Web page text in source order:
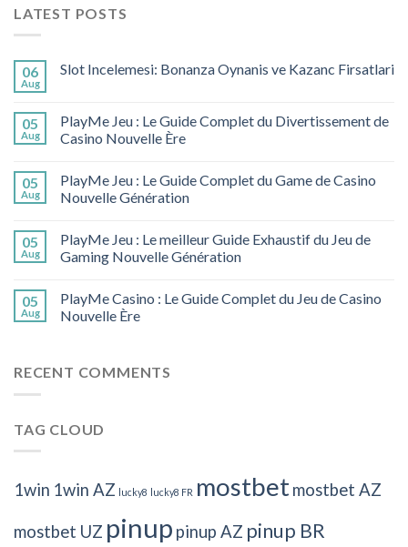
LATEST POSTS
06
Aug
Slot Incelemesi: Bonanza Oynanis ve Kazanc Firsatlari
05
Aug
PlayMe Jeu : Le Guide Complet du Divertissement de
Casino Nouvelle Ère
05
Aug
PlayMe Jeu : Le Guide Complet du Game de Casino
Nouvelle Génération
05
Aug
PlayMe Jeu : Le meilleur Guide Exhaustif du Jeu de
Gaming Nouvelle Génération
05
Aug
PlayMe Casino : Le Guide Complet du Jeu de Casino
Nouvelle Ère
RECENT COMMENTS
TAG CLOUD
1win 1win AZ lucky8 lucky8 FR mostbetmostbet AZ
mostbet UZ pinup pinup AZ pinup BR